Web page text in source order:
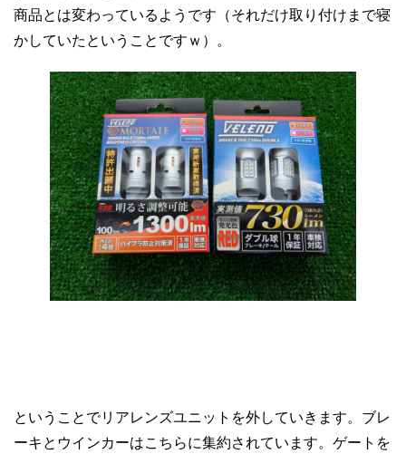
商品とは変わっているようです（それだけ取り付けまで寝
かしていたということですｗ）。
ということでリアレンズユニットを外していきます。ブレ
ーキとウインカーはこちらに集約されています。ゲートを